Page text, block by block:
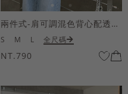
兩件式-肩可調混色背心配透膚短袖上衣
S M L 全尺碼
NT.790